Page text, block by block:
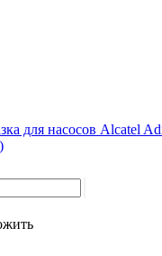
для насосов Alcatel